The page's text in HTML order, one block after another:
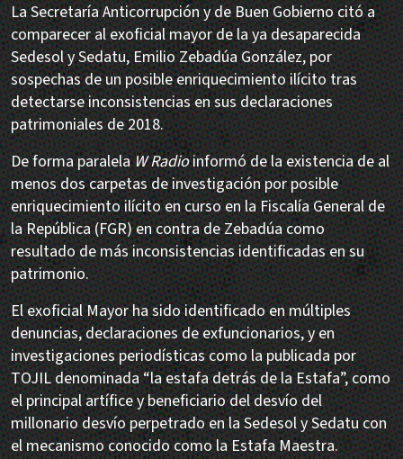
La Secretaría Anticorrupción y de Buen Gobierno citó a
comparecer al exoficial mayor de la ya desaparecida
Sedesol y Sedatu, Emilio Zebadúa González, por
sospechas de un posible enriquecimiento ilícito tras
detectarse inconsistencias en sus declaraciones
patrimoniales de 2018.
De forma paralelaW Radioinformó de la existencia de al
menos dos carpetas de investigación por posible
enriquecimiento ilícito en curso en la Fiscalía General de
la República (FGR) en contra de Zebadúa como
resultado de más inconsistencias identificadas en su
patrimonio.
El exoficial Mayor ha sido identificado en múltiples
denuncias, declaraciones de exfuncionarios, y en
investigaciones periodísticas como la publicada por
TOJIL denominada “la estafa detrás de la Estafa”, como
el principal artífice y beneficiario del desvío del
millonario desvío perpetrado en la Sedesol y Sedatu con
el mecanismo conocido como la Estafa Maestra.